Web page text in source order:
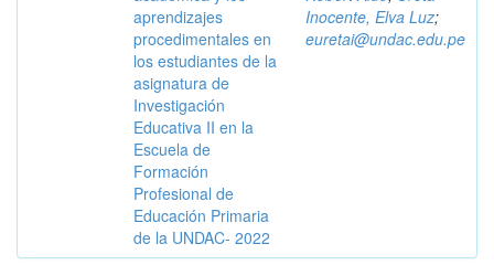
aprendizajes
procedimentales en
los estudiantes de la
asignatura de
Investigación
Educativa II en la
Escuela de
Formación
Profesional de
Educación Primaria
de la UNDAC- 2022
Inocente, Elva Luz;
euretai@undac.edu.pe